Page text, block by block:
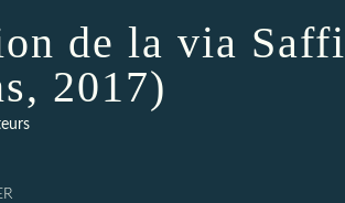
de la via Saffi
2017)